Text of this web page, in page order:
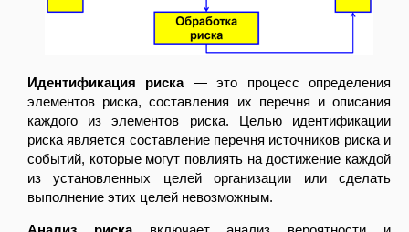
Идентификация риска— это процесс определения
элементов риска, составления их перечня и описания
каждого из элементов риска. Целью идентификации
риска является составление перечня источников риска и
событий, которые могут повлиять на достижение каждой
из установленных целей организации или сделать
выполнение этих целей невозможным.